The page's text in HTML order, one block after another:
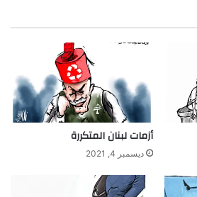
أزمات لبنان المتكررة
ديسمبر 4, 2021